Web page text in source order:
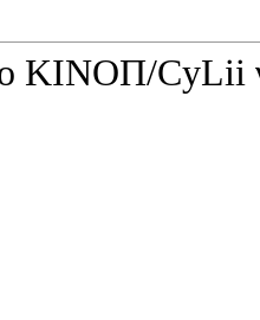
ΚΙΝOΠ/CyLii